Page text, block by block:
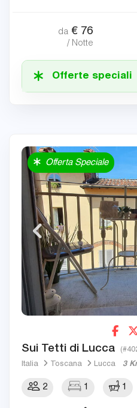
da € 76
/ Notte
Offerte speciali
Offerta Speciale
Sui Tetti di Lucca
Italia Toscana Lucca 3
2 1 1